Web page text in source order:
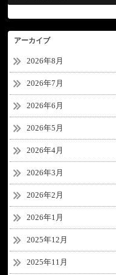
アーカイブ
2026年8月
2026年7月
2026年6月
2026年5月
2026年4月
2026年3月
2026年2月
2026年1月
2025年12月
2025年11月